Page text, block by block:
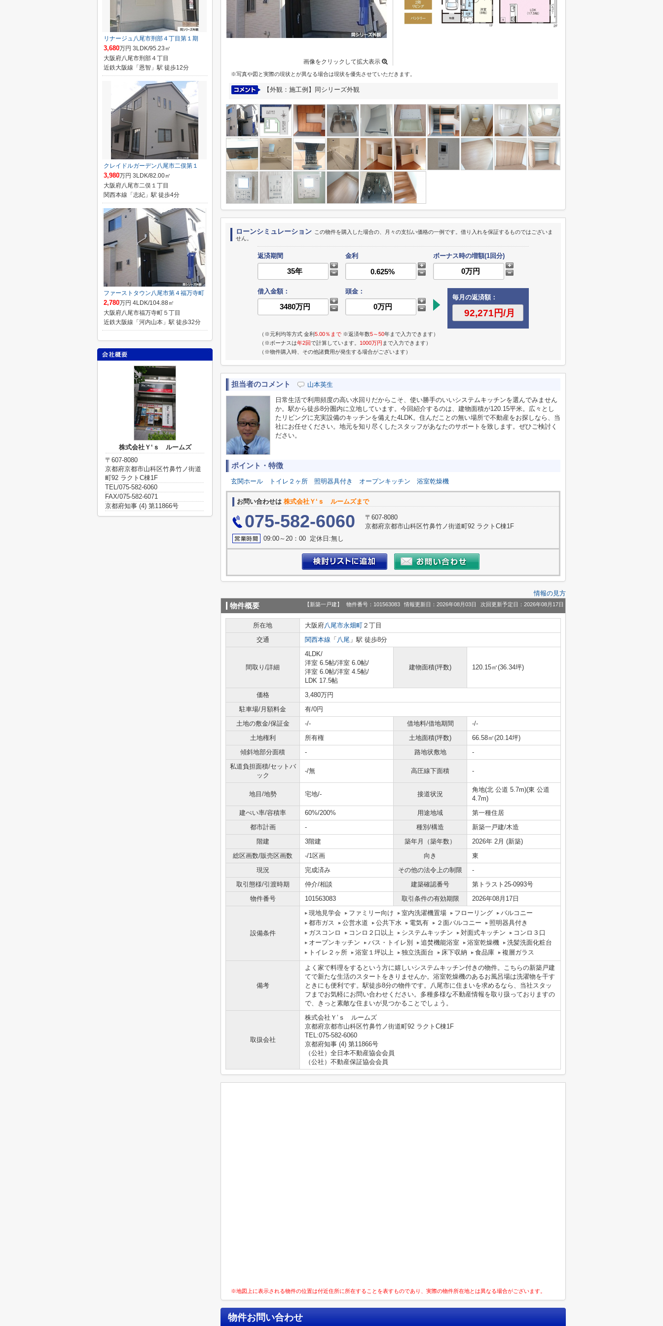
画像をクリックして拡大表示
※写真や図と実際の現状とが異なる場合は現状を優先させていただきます。
【外観：施工例】同シリーズ外観
ローンシミュレーション この物件を購入した場合の、月々の支払い価格の一例です。借り入れを保証するものではございま
せん。
返済期間 金利 ボーナス時の増額(1回分)
借入金額：
頭金：
毎月の返済額：
（※元利均等方式 金利5.00％まで ※返済年数5～50年まで入力できます）
（※ボーナスは年2回で計算しています。 1000万円 まで入力できます）
（※物件購入時、その他諸費用が発生する場合がございます）
担当者のコメント 山本英生
日常生活で利用頻度の高い水回りだからこそ、使い勝手のいいシステムキッチンを選んでみません
か。駅から徒歩8分圏内に立地しています。今回紹介するのは、建物面積が120.15平米。広々とし
たリビングに充実設備のキッチンを備えた4LDK。住んだことの無い場所で不動産をお探しなら、当
社にお任せください。地元を知り尽くしたスタッフがあなたのサポートを致します。ぜひご検討く
ださい。
ポイント・特徴
玄関ホール トイレ２ヶ所 照明器具付き オープンキッチン 浴室乾燥機
お問い合わせは 株式会社Ｙ‘ｓ ルームズまで
075-582-6060
〒607-8080
京都府京都市山科区竹鼻竹ノ街道町92 ラクトC棟1F
09:00～20：00 定休日:無し
情報の見方
物件概要 【新築一戸建】 物件番号：101563083 情報更新日：2026年08月03日 次回更新予定日：2026年08月17日
所在地 大阪府八尾市永畑町 ２丁目
交通
関西本線 「 八尾 」駅 徒歩8分
間取り/詳細
4LDK/
洋室 6.5帖/洋室 6.0帖/
洋室 6.0帖/洋室 4.5帖/
LDK 17.5帖
建物面積(坪数) 120.15㎡(36.34坪)
価格
3,480万円
駐車場/月額料金
有/0円
土地の敷金/保証金
-/- 借地料/借地期間
-/-
土地権利
所有権 土地面積(坪数)
66.58㎡(20.14坪)
傾斜地部分面積
- 路地状敷地
-
私道負担面積/セットバ
ック
-/無 高圧線下面積 -
地目/地勢 宅地/- 接道状況
角地(北 公道 5.7m)(東 公道
4.7m)
建ぺい率/容積率
60%/200% 用途地域
第一種住居
都市計画
- 種別/構造
新築一戸建/木造
階建
3階建 築年月（築年数）
2026年 2月 (新築)
総区画数/販売区画数
-/1区画 向き
東
現況
完成済み その他の法令上の制限
-
取引態様/引渡時期
仲介/相談 建築確認番号
第トラスト25-0993号
物件番号
101563083 取引条件の有効期限 2026年08月17日
設備条件
現地見学会 ファミリー向け 室内洗濯機置場 フローリング
バルコニー
都市ガス
公営水道 公共下水 電気有 ２面バルコニー
照明器具付き
ガスコンロ
コンロ２口以上 システムキッチン 対面式キッチン
コンロ３口
オープンキッチン
バス・トイレ別 追焚機能浴室 浴室乾燥機
洗髪洗面化粧台
トイレ２ヶ所
浴室１坪以上 独立洗面台 床下収納 食品庫 複層ガラス
備考
よく家で料理をするという方に嬉しいシステムキッチン付きの物件。こちらの新築戸建
てで新たな生活のスタートをきりませんか。浴室乾燥機のあるお風呂場は洗濯物を干す
ときにも便利です。駅徒歩8分の物件です。八尾市に住まいを求めるなら、当社スタッ
フまでお気軽にお問い合わせください。多種多様な不動産情報を取り扱っておりますの
で、きっと素敵な住まいが見つかることでしょう。
取扱会社
株式会社Ｙ‘ｓ ルームズ
京都府京都市山科区竹鼻竹ノ街道町92 ラクトC棟1F
TEL:075-582-6060
京都府知事 (4) 第11866号
（公社）全日本不動産協会会員
（公社）不動産保証協会会員
※地図上に表示される物件の位置は付近住所に所在することを表すものであり、実際の物件所在地とは異なる場合がございます。
物件お問い合わせ
リナージュ八尾市刑部４丁目第１期
3,680万円 3LDK/95.23㎡
大阪府八尾市刑部４丁目
近鉄大阪線「恩智」駅 徒歩12分
クレイドルガーデン八尾市二俣第１
3,980万円 3LDK/82.00㎡
大阪府八尾市二俣１丁目
関西本線「志紀」駅 徒歩4分
ファーストタウン八尾市第４福万寺町
2,780万円 4LDK/104.88㎡
大阪府八尾市福万寺町５丁目
近鉄大阪線「河内山本」駅 徒歩32分
株式会社Ｙ‘ｓ ルームズ
〒607-8080
京都府京都市山科区竹鼻竹ノ街道
町92 ラクトC棟1F
TEL/075-582-6060
FAX/075-582-6071
京都府知事 (4) 第11866号